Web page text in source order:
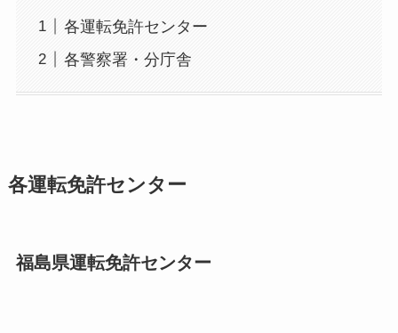
各運転免許センター
各警察署・分庁舎
各運転免許センター
福島県運転免許センター